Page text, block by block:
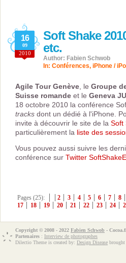
Soft Shake
etc.
16
09
2010
Author: Fabien Schwob
In: Conférences, iPhone /
Agile Tour Genève, le Groupe
Suisse romande et le Geneva
18 octobre 2010 la conférence
tracks dont un dédié à l'iPhone.
invite à découvrir le site de la Soft
particulièrement la liste des
Vous pouvez aussi suivre les
conférence sur Twitter
Pages (25): 2 3 4 5 6 7 8
17
18 19 20 21 22 23 24
Copyright © 2008 - 2022 Fabien Schwob -
Partenaires : Interview de photographes
Dilectio Theme is created by: Design Disease